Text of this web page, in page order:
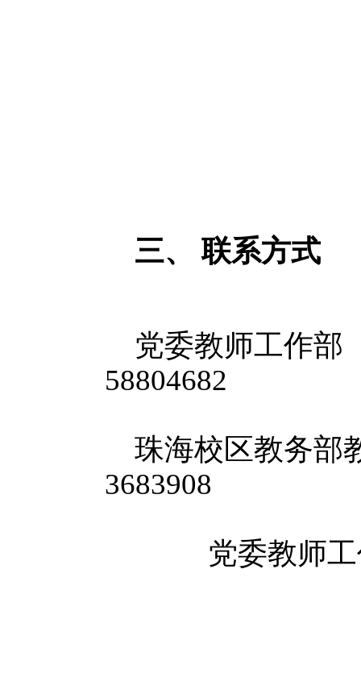
三、 联系方式
党委教师工作部
58804682
珠海校区教务部
3683908
党委教师